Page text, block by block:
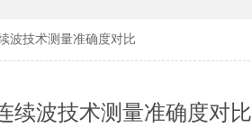
波技术测量准确度对比
续波技术测量准确度对比